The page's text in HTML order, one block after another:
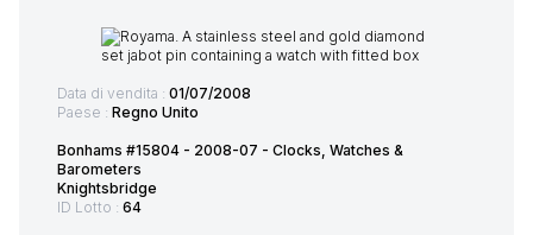
Data di vendita : 01/07/2008
Paese : Regno Unito
Bonhams #15804 - 2008-07 - Clocks, Watches &
Barometers
Knightsbridge
ID Lotto : 64